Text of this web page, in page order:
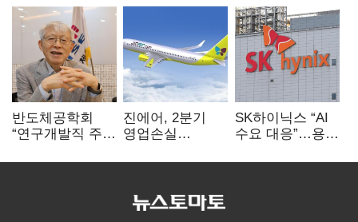
반도체공학회
“연구개발직 주
개선해야”
진에어, 2분기
영업손실
상승 여파
SK하이닉스 “AI
수요 대응”…용인
투자